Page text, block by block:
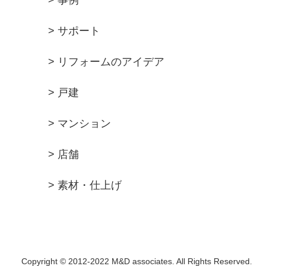
> サポート
> リフォームのアイデア
> 戸建
> マンション
> 店舗
> 素材・仕上げ
Copyright © 2012-2022 M&D associates. All Rights Reserved.